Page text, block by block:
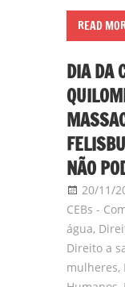
READ
DIA DA
NÃO
20/11/
CEBs -
água,
Direito a
mulheres,